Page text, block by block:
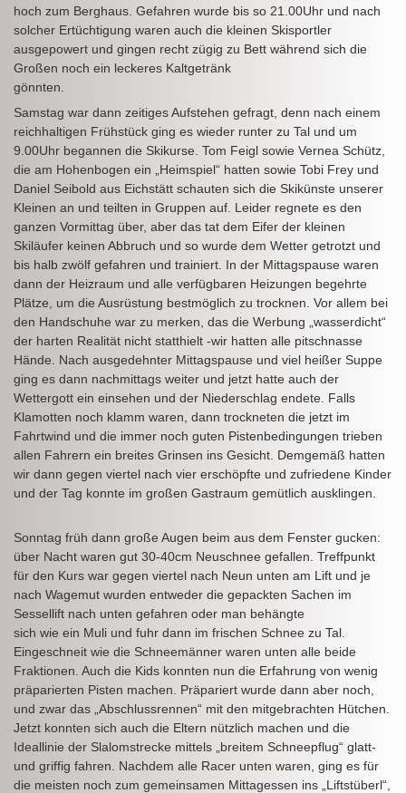
hoch zum Berghaus. Gefahren wurde bis so 21.00Uhr und nach
solcher Ertüchtigung waren auch die kleinen Skisportler
ausgepowert und gingen recht zügig zu Bett während sich die
Großen noch ein leckeres Kaltgetränk
gönnten.
Samstag war dann zeitiges Aufstehen gefragt, denn nach einem
reichhaltigen Frühstück ging es wieder runter zu Tal und um
9.00Uhr begannen die Skikurse. Tom Feigl sowie Vernea Schütz,
die am Hohenbogen ein „Heimspiel“ hatten sowie Tobi Frey und
Daniel Seibold aus Eichstätt schauten sich die Skikünste unserer
Kleinen an und teilten in Gruppen auf. Leider regnete es den
ganzen Vormittag über, aber das tat dem Eifer der kleinen
Skiläufer keinen Abbruch und so wurde dem Wetter getrotzt und
bis halb zwölf gefahren und trainiert. In der Mittagspause waren
dann der Heizraum und alle verfügbaren Heizungen begehrte
Plätze, um die Ausrüstung bestmöglich zu trocknen. Vor allem bei
den Handschuhe war zu merken, das die Werbung „wasserdicht“
der harten Realität nicht statthielt -wir hatten alle pitschnasse
Hände. Nach ausgedehnter Mittagspause und viel heißer Suppe
ging es dann nachmittags weiter und jetzt hatte auch der
Wettergott ein einsehen und der Niederschlag endete. Falls
Klamotten noch klamm waren, dann trockneten die jetzt im
Fahrtwind und die immer noch guten Pistenbedingungen trieben
allen Fahrern ein breites Grinsen ins Gesicht. Demgemäß hatten
wir dann gegen viertel nach vier erschöpfte und zufriedene Kinder
und der Tag konnte im großen Gastraum gemütlich ausklingen.
Sonntag früh dann große Augen beim aus dem Fenster gucken:
über Nacht waren gut 30-40cm Neuschnee gefallen. Treffpunkt
für den Kurs war gegen viertel nach Neun unten am Lift und je
nach Wagemut wurden entweder die gepackten Sachen im
Sessellift nach unten gefahren oder man behängte
sich wie ein Muli und fuhr dann im frischen Schnee zu Tal.
Eingeschneit wie die Schneemänner waren unten alle beide
Fraktionen. Auch die Kids konnten nun die Erfahrung von wenig
präparierten Pisten machen. Präpariert wurde dann aber noch,
und zwar das „Abschlussrennen“ mit den mitgebrachten Hütchen.
Jetzt konnten sich auch die Eltern nützlich machen und die
Ideallinie der Slalomstrecke mittels „breitem Schneepflug“ glatt-
und griffig fahren. Nachdem alle Racer unten waren, ging es für
die meisten noch zum gemeinsamen Mittagessen ins „Liftstüberl“,